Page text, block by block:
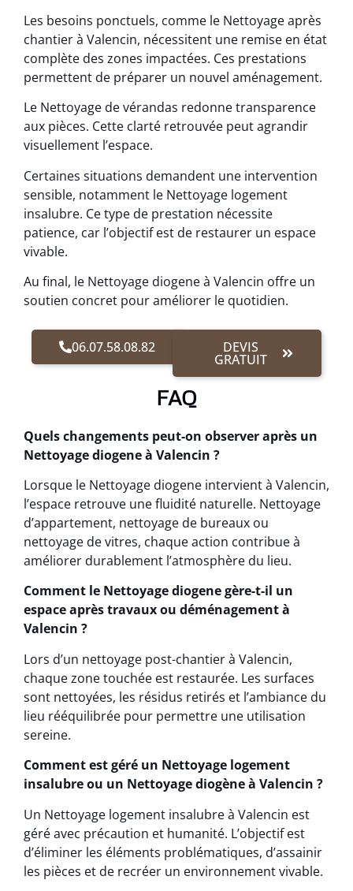
Les besoins ponctuels, comme le Nettoyage après
chantier à Valencin, nécessitent une remise en état
complète des zones impactées. Ces prestations
permettent de préparer un nouvel aménagement.
Le Nettoyage de vérandas redonne transparence
aux pièces. Cette clarté retrouvée peut agrandir
visuellement l’espace.
Certaines situations demandent une intervention
sensible, notamment le Nettoyage logement
insalubre. Ce type de prestation nécessite
patience, car l’objectif est de restaurer un espace
vivable.
Au final, le Nettoyage diogene à Valencin offre un
soutien concret pour améliorer le quotidien.
06.07.58.08.82 DEVIS
GRATUIT
FAQ
Quels changements peut-on observer après un
Nettoyage diogene à Valencin ?
Lorsque le Nettoyage diogene intervient à Valencin,
l’espace retrouve une fluidité naturelle. Nettoyage
d’appartement, nettoyage de bureaux ou
nettoyage de vitres, chaque action contribue à
améliorer durablement l’atmosphère du lieu.
Comment le Nettoyage diogene gère-t-il un
espace après travaux ou déménagement à
Valencin ?
Lors d’un nettoyage post-chantier à Valencin,
chaque zone touchée est restaurée. Les surfaces
sont nettoyées, les résidus retirés et l’ambiance du
lieu rééquilibrée pour permettre une utilisation
sereine.
Comment est géré un Nettoyage logement
insalubre ou un Nettoyage diogène à Valencin ?
Un Nettoyage logement insalubre à Valencin est
géré avec précaution et humanité. L’objectif est
d’éliminer les éléments problématiques, d’assainir
les pièces et de recréer un environnement vivable.